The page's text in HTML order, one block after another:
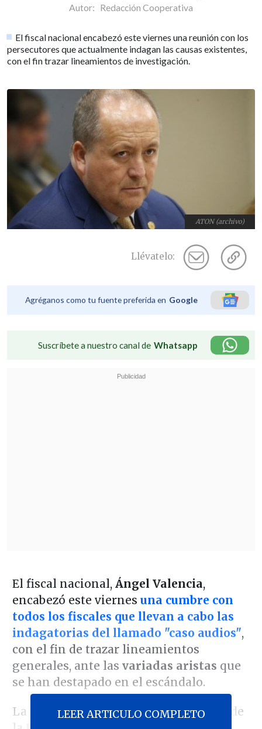
Autor: Redacción Cooperativa
El fiscal nacional encabezó este viernes una reunión con los
persecutores que actualmente indagan las causas existentes,
con el fin trazar lineamientos de investigación.
ATON (archivo)
Llévatelo:
Agréganos como tu fuente preferida en Google
Suscríbete a nuestro canal de Whatsapp
El fiscal nacional, Ángel Valencia,
encabezó este viernes una cumbre con
todos los fiscales que llevan a cabo las
indagatorias del llamado "caso audios",
con el fin de trazar lineamientos
generales, ante las variadas aristas que
se han destapado en el escándalo.
La cita se desarrolló en dependencias de
LEER ARTICULO COMPLETO